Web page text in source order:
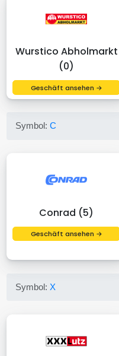
Wurstico Abholmarkt
(0)
Geschäft ansehen →
Symbol:C
Conrad (5)
Geschäft ansehen →
Symbol: X